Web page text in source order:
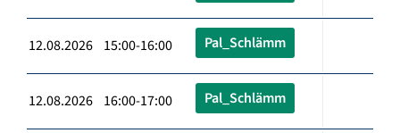
12.08.2026 15:00-16:00 Pal_Schlämm
12.08.2026 16:00-17:00 Pal_Schlämm